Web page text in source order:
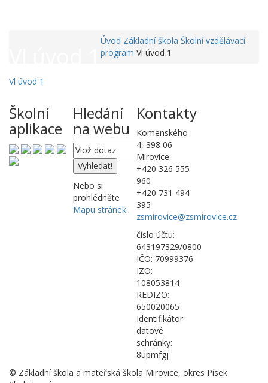
Úvod Základní škola Školní vzdělávací
program Vl úvod 1
Vl úvod 1
Školní
aplikace
Hledání
na webu
Nebo si
prohlédněte
Mapu stránek.
Kontakty
Komenského
4, 398 06
Mirovice
+420 326 555
960
+420 731 494
395
zsmirovice@zsmirovice.cz
číslo účtu:
643197329/0800
IČO: 70999376
IZO:
108053814
REDIZO:
650020065
Identifikátor
datové
schránky:
8upmfgj
© Základní škola a mateřská škola Mirovice, okres Písek